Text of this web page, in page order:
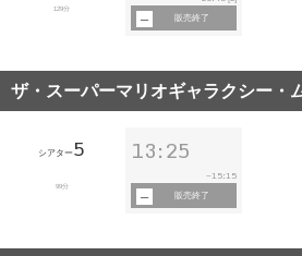
129分
販売終了
ザ・スーパーマリオギャラクシー・
シアター5
99分
13:25
~15:15
販売終了